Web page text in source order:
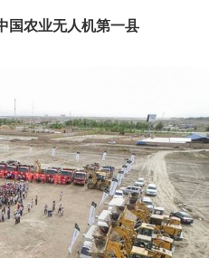
7500万美元融资。 作为一家
新的估值达到80亿美元左右，
力寄予厚望。 Accel Partners表
美元的投资是其史上规模最大